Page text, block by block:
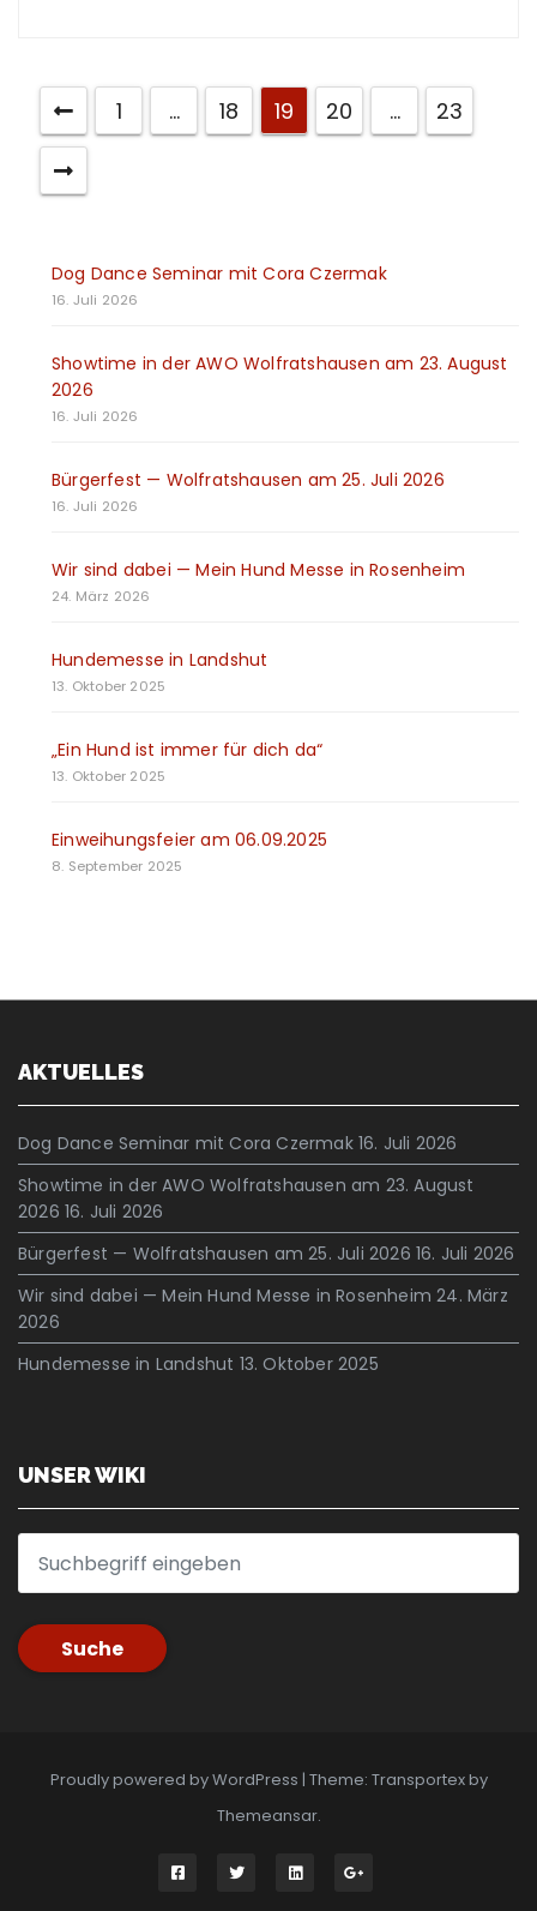
1 … 18 19 20 … 23
Dog Dance Seminar mit Cora Czermak
16. Juli 2026
Showtime in der AWO Wolfratshausen am 23. August
2026
16. Juli 2026
Bürgerfest — Wolfratshausen am 25. Juli 2026
16. Juli 2026
Wir sind dabei — Mein Hund Messe in Rosenheim
24. März 2026
Hundemesse in Landshut
13. Oktober 2025
„Ein Hund ist immer für dich da“
13. Oktober 2025
Einweihungsfeier am 06.09.2025
8. September 2025
AKTUELLES
Dog Dance Seminar mit Cora Czermak 16. Juli 2026
Showtime in der AWO Wolfratshausen am 23. August
2026 16. Juli 2026
Bürgerfest — Wolfratshausen am 25. Juli 2026 16. Juli 2026
Wir sind dabei — Mein Hund Messe in Rosenheim 24. März
2026
Hundemesse in Landshut 13. Oktober 2025
UNSER WIKI
Suche
Proudly powered by WordPress | Theme: Transportex by
Themeansar.